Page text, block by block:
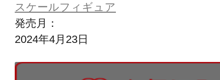
スケールフィギュア
発売月：
2024年4月23日